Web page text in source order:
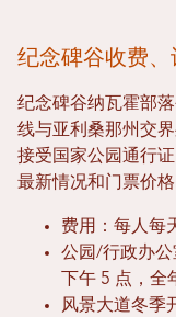
纪念碑谷收费
纪念碑谷纳瓦霍部
线与亚利桑那州交
接受国家公园通行证
最新情况和门票价格
费用：每人每
公园/行政办公
下午 5 点，全
风景大道冬季